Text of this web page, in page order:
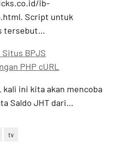
ib-
Script untuk
tersebut…
Situs BPJS
PHP cURL
kali ini kita akan mencoba
Saldo JHT dari…
tv